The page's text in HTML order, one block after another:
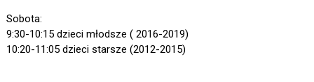
Sobota:
9:30-10:15 dzieci młodsze ( 2016-2019)
10:20-11:05 dzieci starsze (2012-2015)